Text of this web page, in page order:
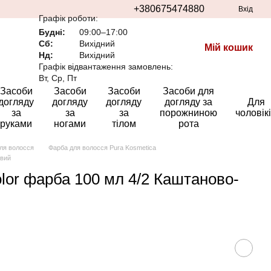
+380675474880 Вхід
Графік роботи:
Будні:
09:00–17:00
Сб:
Вихідний
Нд:
Вихідний
Графік відвантаження замовлень:
Вт, Ср, Пт
Мій кошик
Засоби
за
руками
Засоби
догляду
за
ногами
Засоби
догляду
за
тілом
Засоби для
догляду за
порожниною
рота
Для
волосся
Фарба для волосся Pura Kosmetica
фарба 100 мл 4/2 Каштаново-